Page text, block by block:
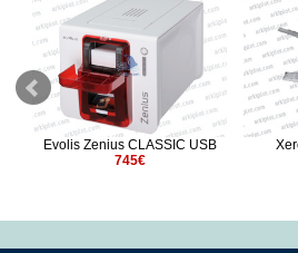
Konica Minolta bizhub C258
Green Line